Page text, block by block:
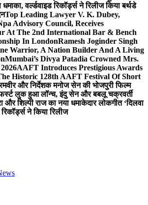
वर्ल्डवाइड रिकॉर्ड्स ने रिलीज किया बर्थडे
Top Leading Lawyer V. K. Dubey,
Advisory Council, Receives
At The 2nd International Bar & Bench
In LondonRamesh Joginder Singh
Warrior, A Nation Builder And A Living
Mumbai’s Divya Patadia Crowned Mrs.
AAFT Introduces Prestigious Awards
Historic 128th AAFT Festival Of Short
और निर्देशक मनोज सेन की भोजपुरी फिल्म
फर्स्ट लुक हुआ लॉन्च, इंदु सेन और बबलू चक्रवर्ती
और शिल्पी राज का नया धमाकेदार लोकगीत ‘दिलवा
ने किया रिलीज